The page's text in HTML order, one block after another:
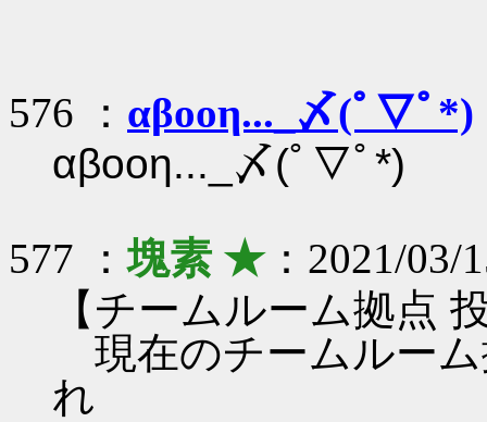
576 ： αβοοη..._〆(ﾟ▽ﾟ*)
αβοοη..._〆(ﾟ▽ﾟ*)
577 ：塊素 ★：2021/03/
【チームルーム拠点
現在のチームルー
れ